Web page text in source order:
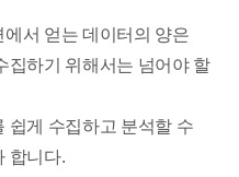
서 얻는 데이터의 양은
집하기 위해서는 넘어야 할
쉽게 수집하고 분석할 수
합니다.